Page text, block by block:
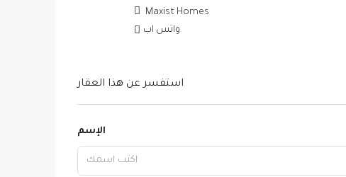
Maxist Homes
واتس اب
استفسر عن هذا العقار
الإسم